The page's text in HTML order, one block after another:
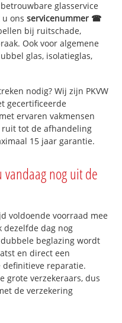
glasservice
u onsservicenummer ☎
bij ruitschade,
Ook voor algemene
glas, isolatieglas,
nodig? Wij zijn PKVW
gecertificeerde
ervaren vakmensen
ruit tot de afhandeling
15 jaar garantie.
nog uit de
voldoende voorraad mee
dezelfde dag nog
beglazing wordt
en direct een
definitieve reparatie.
grote verzekeraars, dus
de verzekering